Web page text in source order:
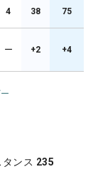
4 38 75
ー +2 +4
タンス 235